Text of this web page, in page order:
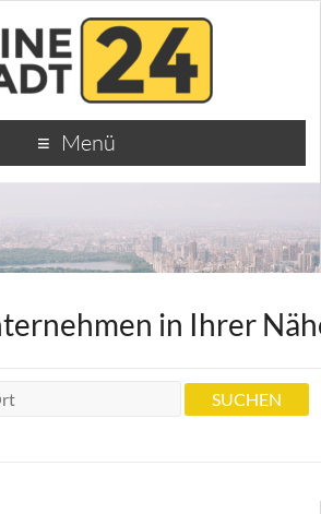
Menü
in Ihrer